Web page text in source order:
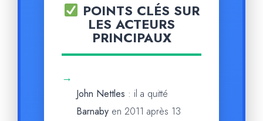
POINTS CLÉS SUR
LES ACTEURS
PRINCIPAUX
→
John Nettles : il a quitté
Barnaby en 2011 après 13